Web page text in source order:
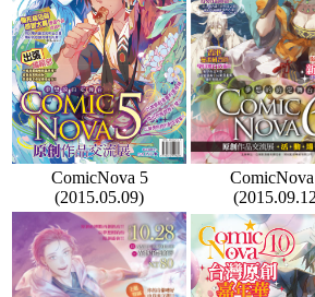
ComicNova 5
(2015.05.09)